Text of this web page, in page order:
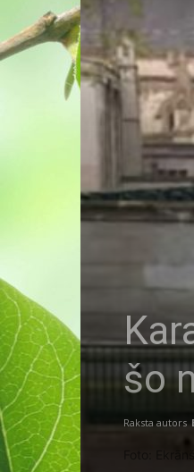
šo
Raksta autors
Foto: